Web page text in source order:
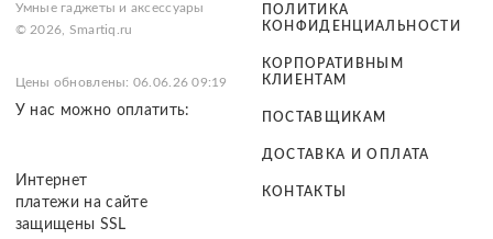
Умные гаджеты и аксессуары
© 2026, Smartiq.ru
Цены обновлены: 06.06.26 09:19
У нас можно оплатить:
Интернет
платежи на сайте
защищены SSL
ПОЛИТИКА
КОНФИДЕНЦИАЛЬНОСТИ
КОРПОРАТИВНЫМ
КЛИЕНТАМ
ПОСТАВЩИКАМ
ДОСТАВКА И ОПЛАТА
КОНТАКТЫ